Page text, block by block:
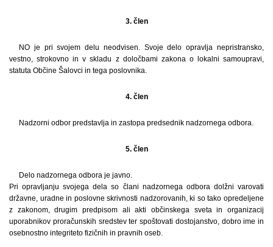
3. člen
NO je pri svojem delu neodvisen. Svoje delo opravlja nepristransko,
vestno, strokovno in v skladu z določbami zakona o lokalni samoupravi,
statuta Občine Šalovci in tega poslovnika.
4. člen
Nadzorni odbor predstavlja in zastopa predsednik nadzornega odbora.
5. člen
Delo nadzornega odbora je javno.
Pri opravljanju svojega dela so člani nadzornega odbora dolžni varovati
državne, uradne in poslovne skrivnosti nadzorovanih, ki so tako opredeljene
z zakonom, drugim predpisom ali akti občinskega sveta in organizacij
uporabnikov proračunskih sredstev ter spoštovati dostojanstvo, dobro ime in
osebnostno integriteto fizičnih in pravnih oseb.